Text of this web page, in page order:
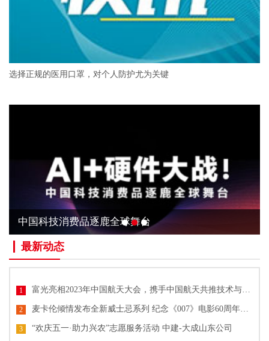
选择正规的医用口罩，对个人防护尤为关键
中国科技消费品逐鹿全球舞台
最新动态
1
2
3 “欢庆五一·助力兴农”志愿服务活动 中建-大成山东公司